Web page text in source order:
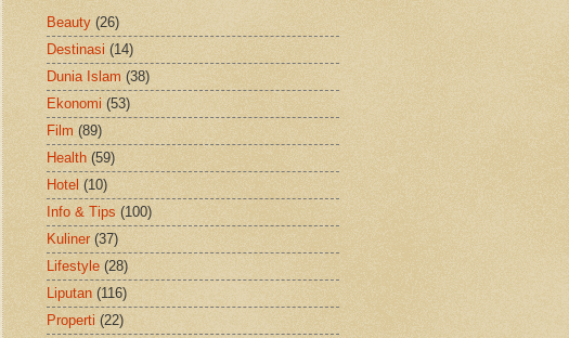
Beauty (26)
Destinasi (14)
Dunia Islam (38)
Ekonomi (53)
Film (89)
Health (59)
Hotel (10)
Info & Tips (100)
Kuliner (37)
Lifestyle (28)
Liputan (116)
Properti (22)